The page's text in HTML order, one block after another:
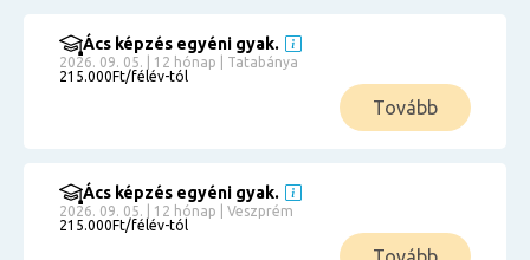
Ács képzés egyéni gyak.
2026. 09. 05. | 12 hónap | Tatabánya
215.000Ft/félév-tól
Tovább
Ács képzés egyéni gyak.
2026. 09. 05. | 12 hónap | Veszprém
215.000Ft/félév-tól